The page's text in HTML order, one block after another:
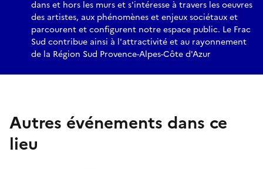
dans et hors les murs et s'intéresse à travers les oeuvres
des artistes, aux phénomènes et enjeux sociétaux et
parcourent et configurent notre espace public. Le Frac
Sud contribue ainsi à l'attractivité et au rayonnement
de la Région Sud Provence-Alpes-Côte d'Azur
Autres événements dans ce
lieu